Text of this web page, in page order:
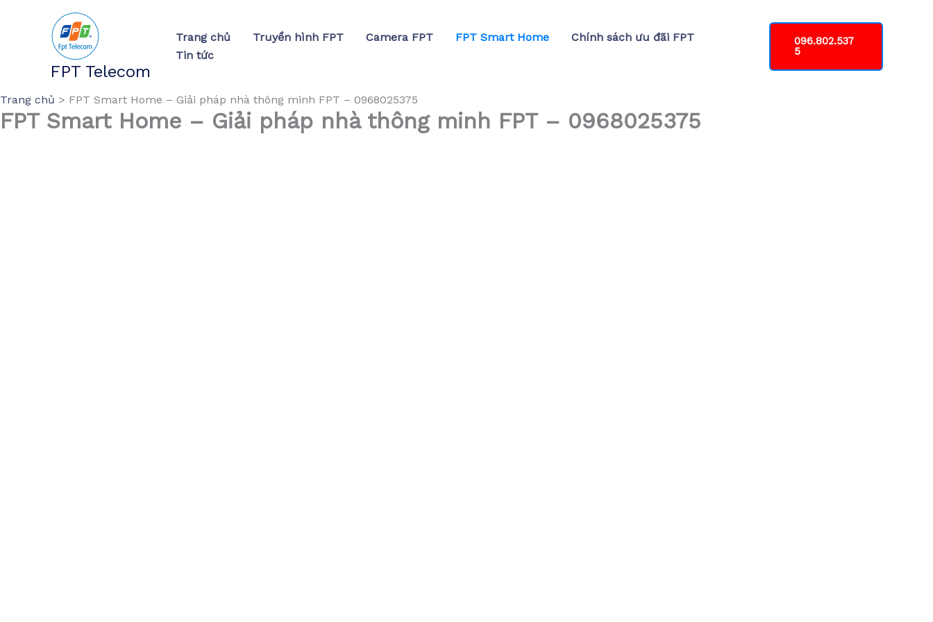
FPT Telecom
Trang chủ Truyền hình FPT Camera FPT FPT Smart Home
Chính sách ưu đãi FPT
Tin tức
096.802.537
5
Trang chủ FPT Smart Home – Giải pháp nhà thông minh FPT – 0968025375
FPT Smart Home – Giải pháp nhà thông minh FPT – 0968025375